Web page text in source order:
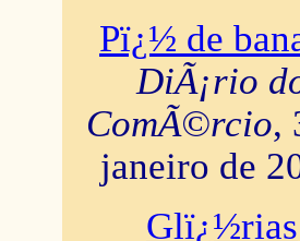
Pï¿½ de
DiÃ¡rio
ComÃ©rcio,
janeiro de
Glï¿½rias